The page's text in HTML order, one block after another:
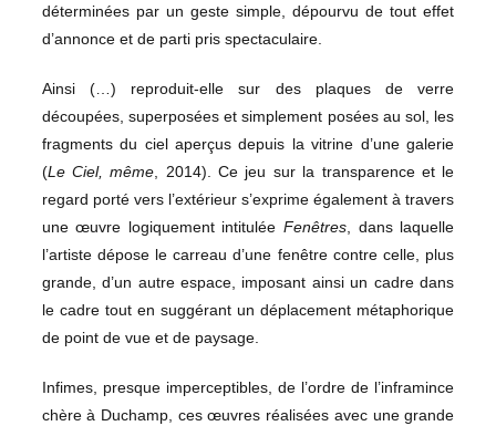
déterminées par un geste simple, dépourvu de tout effet
d’annonce et de parti pris spectaculaire.
Ainsi (…) reproduit-elle sur des plaques de verre
découpées, superposées et simplement posées au sol, les
fragments du ciel aperçus depuis la vitrine d’une galerie
(Le Ciel, même , 2014). Ce jeu sur la transparence et le
regard porté vers l’extérieur s’exprime également à travers
une œuvre logiquement intituléeFenêtres , dans laquelle
l’artiste dépose le carreau d’une fenêtre contre celle, plus
grande, d’un autre espace, imposant ainsi un cadre dans
le cadre tout en suggérant un déplacement métaphorique
de point de vue et de paysage.
Infimes, presque imperceptibles, de l’ordre de l’inframince
chère à Duchamp, ces œuvres réalisées avec une grande